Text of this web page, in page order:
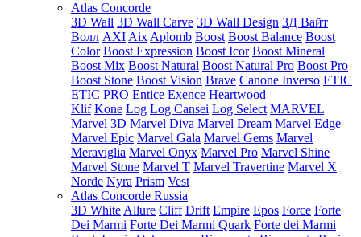
Atlas Concorde
3D Wall 3D Wall Carve 3D Wall Design 3Д Вайт
Волл AXI Aix Aplomb Boost Boost Balance Boost
Color Boost Expression Boost Icor Boost Mineral
Boost Mix Boost Natural Boost Natural Pro Boost Pro
Boost Stone Boost Vision Brave Canone Inverso ETIC
ETIC PRO Entice Exence Heartwood
Klif Kone Log Log Cansei Log Select MARVEL
Marvel 3D Marvel Diva Marvel Dream Marvel Edge
Marvel Epic Marvel Gala Marvel Gems Marvel
Meraviglia Marvel Onyx Marvel Pro Marvel Shine
Marvel Stone Marvel T Marvel Travertine Marvel X
Norde Nyra Prism Vest
Atlas Concorde Russia
3D White Allure Cliff Drift Empire Epos Force Forte
Dei Marmi Forte Dei Marmi Quark Forte dei Marmi